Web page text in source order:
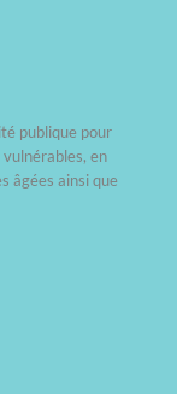
publique pour
vulnérables, en
âgées ainsi que